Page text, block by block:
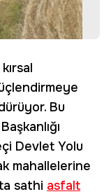
Bu
Devlet Yolu
mahallelerine
sathi asfalt